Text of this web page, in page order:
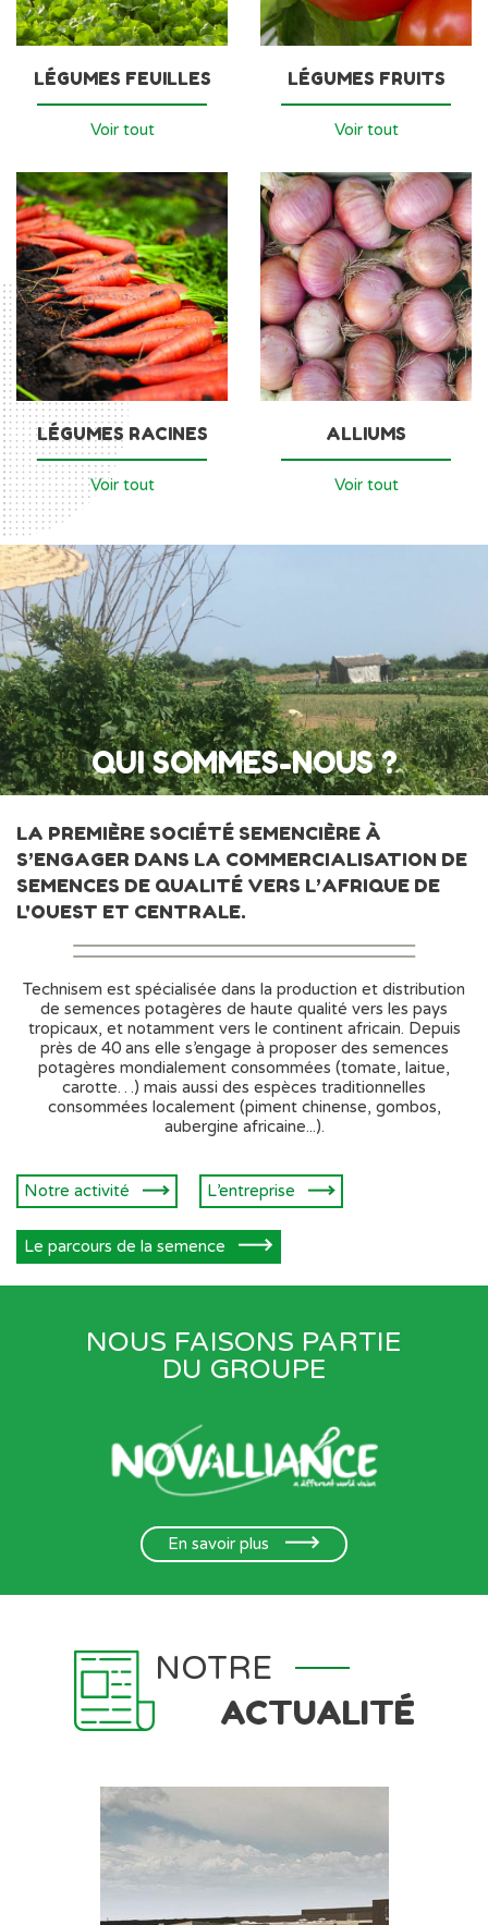
LÉGUMES FEUILLES
Voir tout
LÉGUMES FRUITS
Voir tout
LÉGUMES RACINES
Voir tout
ALLIUMS
Voir tout
QUI SOMMES-NOUS ?
LA PREMIÈRE SOCIÉTÉ SEMENCIÈRE À
S’ENGAGER DANS LA COMMERCIALISATION DE
SEMENCES DE QUALITÉ VERS L’AFRIQUE DE
L'OUEST ET CENTRALE.
Technisem est spécialisée dans la production et distribution
de semences potagères de haute qualité vers les pays
tropicaux, et notamment vers le continent africain. Depuis
près de 40 ans elle s’engage à proposer des semences
potagères mondialement consommées (tomate, laitue,
carotte…) mais aussi des espèces traditionnelles
consommées localement (piment chinense, gombos,
aubergine africaine...).
Notre activité L’entreprise
Le parcours de la semence
NOUS FAISONS PARTIE
DU GROUPE
En savoir plus
NOTRE
ACTUALITÉ